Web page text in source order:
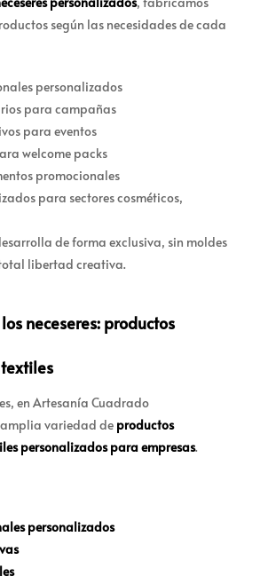
según las necesidades de cada
personalizados
para campañas
para eventos
welcome packs
promocionales
para sectores cosméticos,
de forma exclusiva, sin moldes
libertad creativa.
neceseres: productos
en Artesanía Cuadrado
variedad de productos
personalizados para empresas.
personalizados